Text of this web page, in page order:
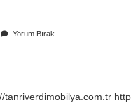
Yorum Bırak
tanriverdimobilya.com.tr